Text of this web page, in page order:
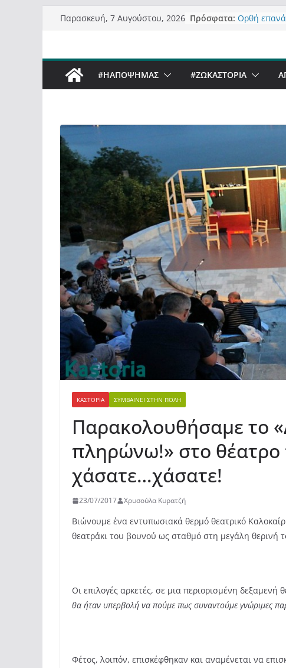
Μετάβαση
Παρασκευή, 7 Αυγούστου, 2026 Πρόσφατα: Ορθή
Sky στην
Πόσο σανό
#ΗΑΠΟΨΗΜΑΣ #ZΩΚΑΣΤΟΡΙΑ
ΚΑΣΤΟΡΙΆ ΣΥΜΒΑΊΝΕΙ ΣΤΗΝ ΠΌΛΗ
Παρακολουθήσαμε το
πληρώνω!» στο θέατρο
χάσατε…χάσατε!
23/07/2017 Χρυσούλα Κυρατζή
Βιώνουμε ένα εντυπωσιακά θερμό θεατρικό
θεατράκι του βουνού ως σταθμό στη μεγάλη θερινή
Οι επιλογές αρκετές, σε μια περιορισμένη
θα ήταν υπερβολή να πούμε πως συναντούμε γνώριμες
Φέτος, λοιπόν, επισκέφθηκαν και αναμένεται να